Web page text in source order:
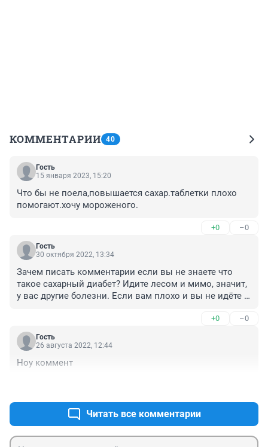
КОММЕНТАРИИ 40
Гость
15 января 2023, 15:20
Что бы не поела,повышается сахар.таблетки плохо
помогают.хочу мороженого.
+0 –0
Гость
30 октября 2022, 13:34
Зачем писать комментарии если вы не знаете что
такое сахарный диабет? Идите лесом и мимо, значит,
у вас другие болезни. Если вам плохо и вы не идёте к
патологоанатом, но вы не узнаете как можно было
прожить дольше.
нужно больше обращать внимания на своё
+0 –0
Гость
26 августа 2022, 12:44
Ноу коммент
Читать все комментарии